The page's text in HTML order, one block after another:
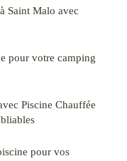
Saint Malo avec
pour votre camping
Piscine Chauffée
pour vos